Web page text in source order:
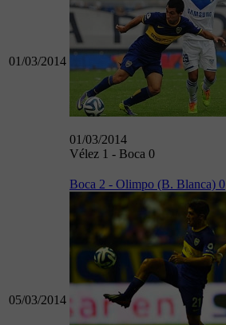
01/03/2014
01/03/2014
Vélez 1 - Boca 0
05/03/2014
Boca 2 - Olimpo (B. Blanca) 0